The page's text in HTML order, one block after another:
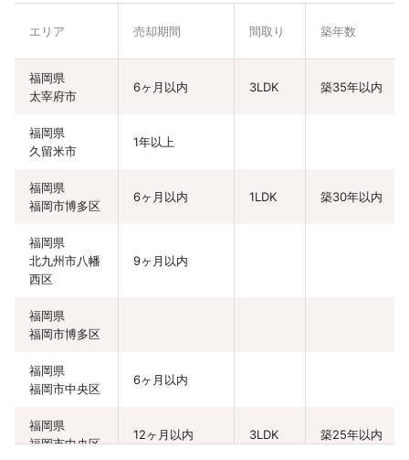
エリア 売却期間 間取り 築年数
福岡県
太宰府市
6ヶ月以内 3LDK 築35年以内
福岡県
久留米市
1年以上
福岡県
福岡市博多区
6ヶ月以内 1LDK 築30年以内
福岡県
北九州市八幡
西区
9ヶ月以内
福岡県
福岡市博多区
福岡県
福岡市中央区
6ヶ月以内
福岡県
福岡市中央区
12ヶ月以内 3LDK 築25年以内